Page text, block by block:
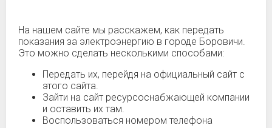
На нашем сайте мы расскажем, как передать
показания за электроэнергию в городе Боровичи.
Это можно сделать несколькими способами:
Передать их, перейдя на официальный сайт с
этого сайта.
Зайти на сайт ресурсоснабжающей компании
и оставить их там.
Воспользоваться номером телефона